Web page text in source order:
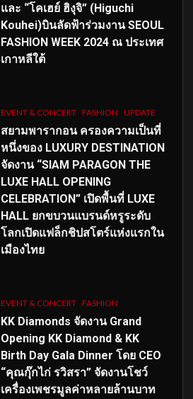
และ “โคเฮย์ ฮิงุจิ” (Higuchi
Kouhei)บินลัดฟ้าร่วมงาน SEOUL
FASHION WEEK 2024 ณ ประเทศ
เกาหลีใต้
EVENT & CONCERT FASHION UPDATE
สยามพารากอน ครองความเป็นที่
หนึ่งของ LUXURY DESTINATION
จัดงาน “SIAM PARAGON THE
LUXE HALL OPENING
CELEBRATION” เปิดพื้นที่ LUXE
HALL ยกขบวนแบรนด์หรูระดับ
โลกเปิดแฟล็กชิปสโตร์แห่งแรกใน
เมืองไทย
EVENT & CONCERT FASHION
KK Diamonds จัดงาน Grand
Opening KK Diamond & KK
Birth Day Gala Dinner โดย CEO
“คุณกุ๊กไก่ รวิสรา” จัดงานโชว์
เครื่องเพชรมูลค่าหลายล้านบาท